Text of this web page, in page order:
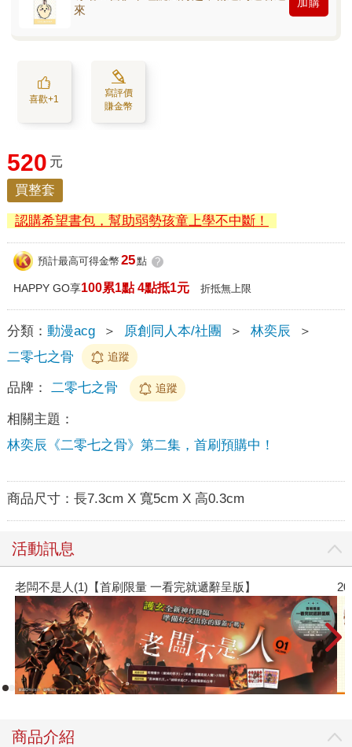
來
喜歡+1
寫評價
賺金幣
520 元
買整套
認購希望書包，幫助弱勢孩童上學不中斷！
預計最高可得金幣 25點 ?
HAPPY GO享100累1點 4點抵1元 折抵無上限
分類： 動漫acg ＞ 原創同人本/社團 ＞ 林奕辰
＞
二零七之骨
追蹤
品牌： 二零七之骨 追蹤
相關主題：
林奕辰《二零七之骨》第二集，首刷預購中！
商品尺寸： 長7.3cm X 寬5cm X 高0.3cm
活動訊息
是人(1)【首刷限量 一看完就遞辭呈版】 2026金
商品介紹